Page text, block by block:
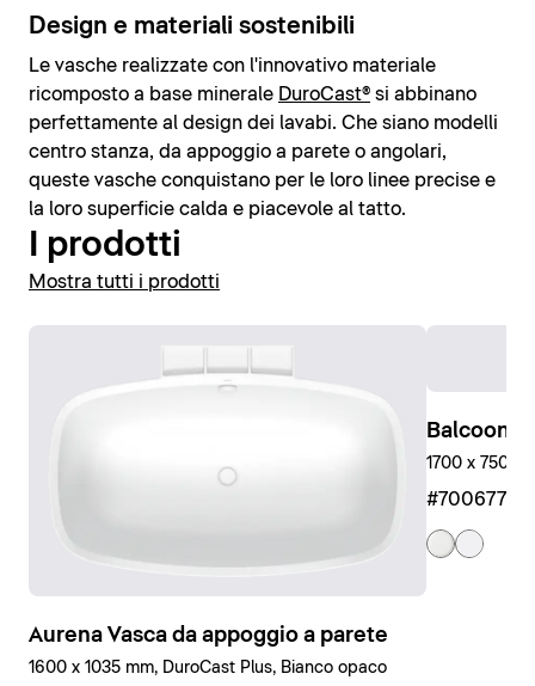
Design e materiali sostenibili
Le vasche realizzate con l'innovativo materiale
ricomposto a base minerale DuroCast® si abbinano
perfettamente al design dei lavabi. Che siano modelli
centro stanza, da appoggio a parete o angolari,
queste vasche conquistano per le loro linee precise e
la loro superficie calda e piacevole al tatto.
I prodotti
Mostra tutti i prodotti
Aurena Vasca da appoggio a parete
1600 x 1035 mm, DuroCast Plus, Bianco opaco
Balcoon
1700 x 750